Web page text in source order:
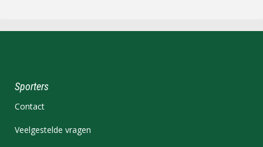
Sporters
Contact
Veelgestelde vragen